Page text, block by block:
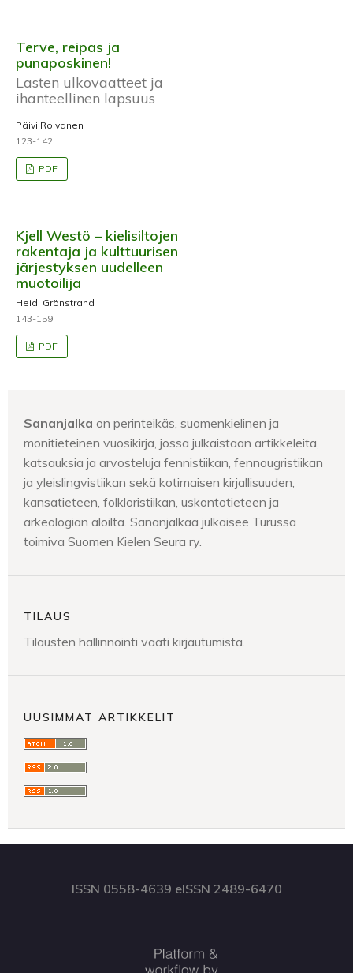
Terve, reipas ja
punaposkinen!
Lasten ulkovaatteet ja
ihanteellinen lapsuus
Päivi Roivanen
123-142
PDF
Kjell Westö – kielisiltojen
rakentaja ja kulttuurisen
järjestyksen uudelleen
muotoilija
Heidi Grönstrand
143-159
PDF
Sananjalka on perinteikäs, suomenkielinen ja
monitieteinen vuosikirja, jossa julkaistaan artikkeleita,
katsauksia ja arvosteluja fennistiikan, fennougristiikan
ja yleislingvistiikan sekä kotimaisen kirjallisuuden,
kansatieteen, folkloristiikan, uskontotieteen ja
arkeologian aloilta. Sananjalkaa julkaisee Turussa
toimiva Suomen Kielen Seura ry.
TILAUS
Tilausten hallinnointi vaati kirjautumista.
UUSIMMAT ARTIKKELIT
ISSN 0558-4639 eISSN 2489-6470